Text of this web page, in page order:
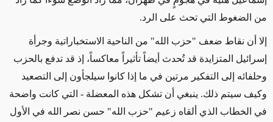
من الضغوط التي تحث على الرد.
إلا أن نقاط ضعف "حزب الله" من الناحية الاستخباراتية وجرأة
إسرائيل المتزايدة قد تُحدث أيضاً تأثيراً معاكساً، إذ قد تدفع بالحزب
وحلفائه إلى التفكير مرتين في ما إذا كانوا سيلجأون إلى التصعيد
وكيف سيتم ذلك. ينبغي أن تشكل هذه المعضلة - التي كانت واضحة
في الخطاب الذي ألقاه زعيم "حزب الله" حسن نصر الله في الأول